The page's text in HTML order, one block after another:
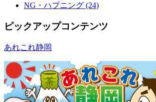
NG・ハプニング (24)
ピックアップコンテンツ
あれこれ静岡